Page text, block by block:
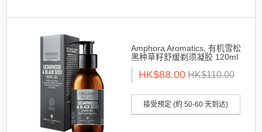
Amphora Aromatics, 有机雪松
黑种草籽舒缓剃须凝胶 120ml
HK$88.00 HK$110.00
接受预定 (約 50-60 天到达)